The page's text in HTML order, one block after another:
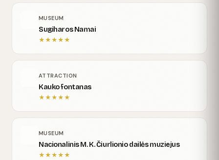
MUSEUM
Sugiharos Namai
★★★★★
ATTRACTION
Kauko fontanas
★★★★★
MUSEUM
Nacionalinis M. K. Čiurlionio dailės muziejus
★★★★★